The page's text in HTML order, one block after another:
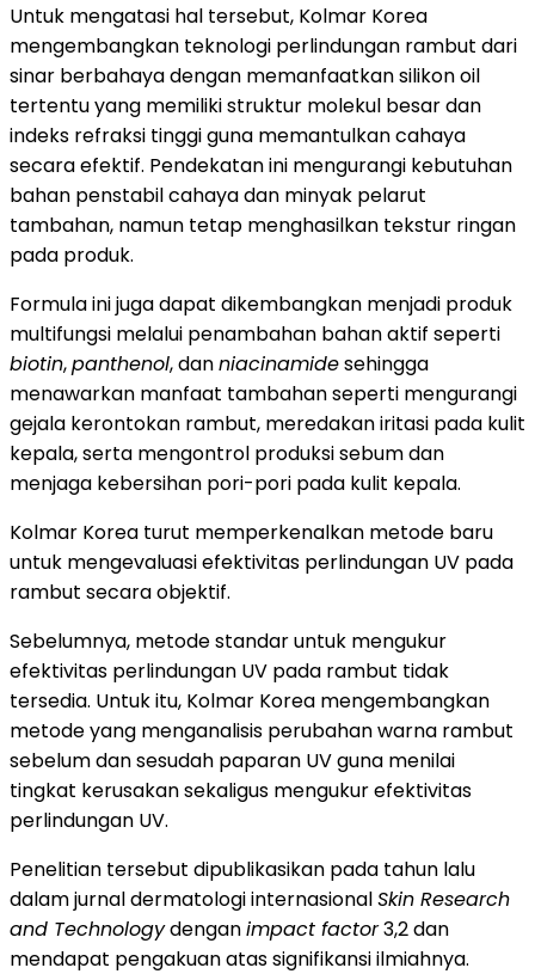
Untuk mengatasi hal tersebut, Kolmar Korea
mengembangkan teknologi perlindungan rambut dari
sinar berbahaya dengan memanfaatkan silikon oil
tertentu yang memiliki struktur molekul besar dan
indeks refraksi tinggi guna memantulkan cahaya
secara efektif. Pendekatan ini mengurangi kebutuhan
bahan penstabil cahaya dan minyak pelarut
tambahan, namun tetap menghasilkan tekstur ringan
pada produk.
Formula ini juga dapat dikembangkan menjadi produk
multifungsi melalui penambahan bahan aktif seperti
biotin,panthenol, danniacinamidesehingga
menawarkan manfaat tambahan seperti mengurangi
gejala kerontokan rambut, meredakan iritasi pada kulit
kepala, serta mengontrol produksi sebum dan
menjaga kebersihan pori-pori pada kulit kepala.
Kolmar Korea turut memperkenalkan metode baru
untuk mengevaluasi efektivitas perlindungan UV pada
rambut secara objektif.
Sebelumnya, metode standar untuk mengukur
efektivitas perlindungan UV pada rambut tidak
tersedia. Untuk itu, Kolmar Korea mengembangkan
metode yang menganalisis perubahan warna rambut
sebelum dan sesudah paparan UV guna menilai
tingkat kerusakan sekaligus mengukur efektivitas
perlindungan UV.
Penelitian tersebut dipublikasikan pada tahun lalu
dalam jurnal dermatologi internasionalSkin Research
and Technologydenganimpact factor3,2 dan
mendapat pengakuan atas signifikansi ilmiahnya.